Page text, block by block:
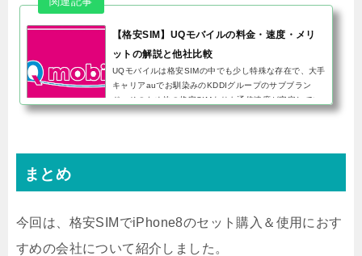
【格安SIM】UQモバイルの料金・速度・メリ
ットの解説と他社比較
UQモバイルは格安SIMの中でも少し特殊な存在で、大手
キャリアauでお馴染みのKDDIグループのサブブラン
ド。そのため他の格安SIMよりも通信速度が安定してい
て、格安SIMの弱点である混雑時の通信速度も良好で
まとめ
今回は、格安SIMでiPhone8のセット購入＆使用におす
すめの会社について紹介しました。